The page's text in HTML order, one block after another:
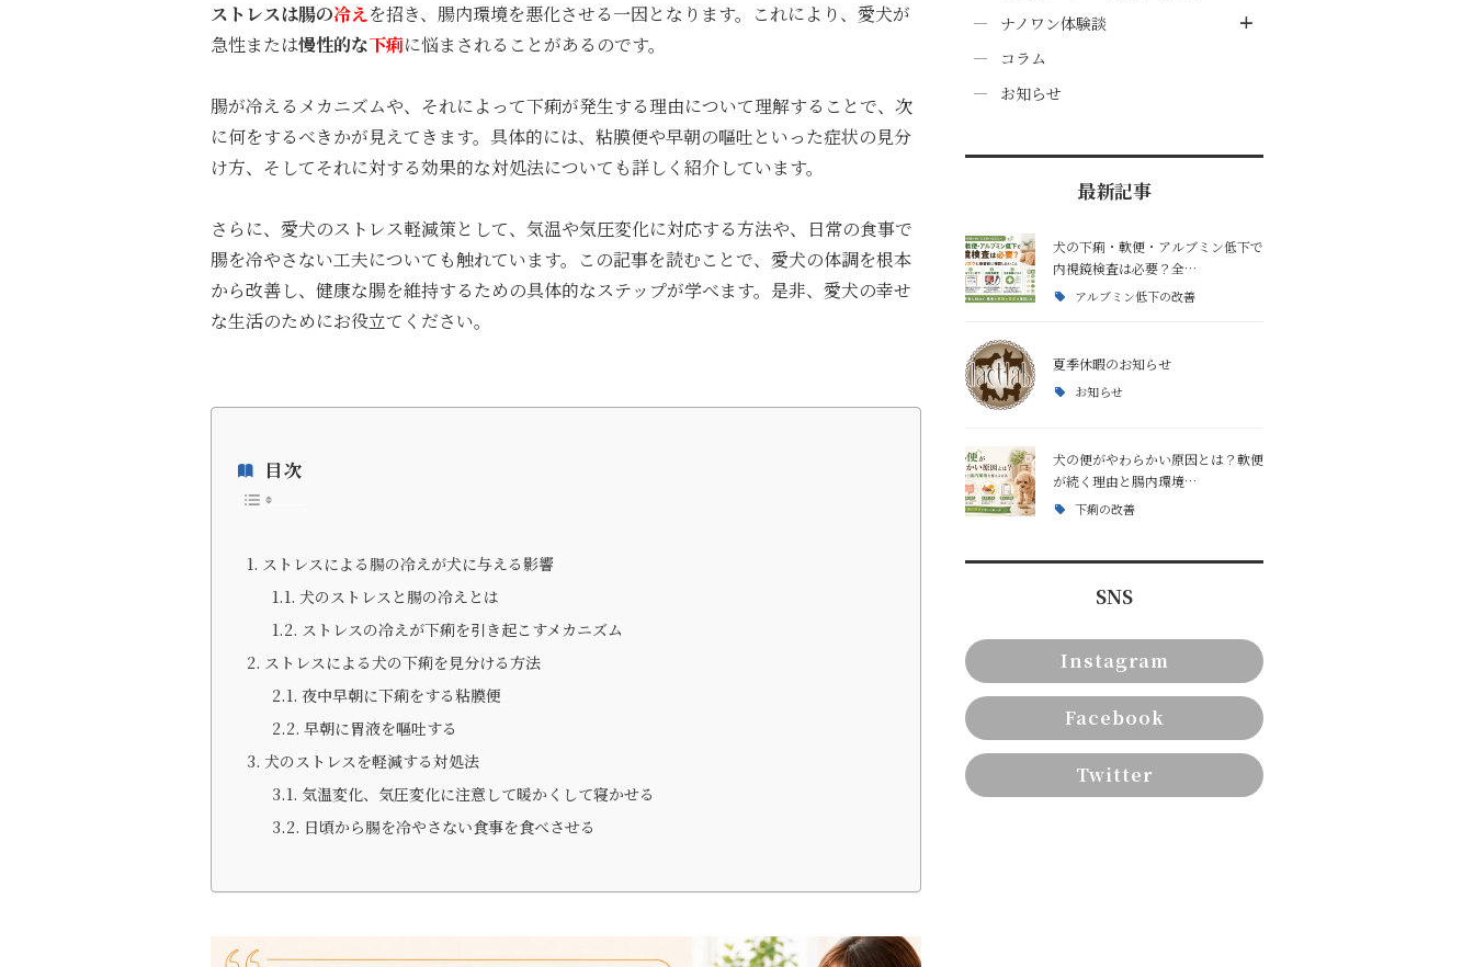
災害時の食事
ストレスは腸の冷えを招き、腸内環境を悪化させる一因となります。これにより、愛犬が
急性または慢性的な下痢に悩まされることがあるのです。
腸が冷えるメカニズムや、それによって下痢が発生する理由について理解することで、次
に何をするべきかが見えてきます。具体的には、粘膜便や早朝の嘔吐といった症状の見分
け方、そしてそれに対する効果的な対処法についても詳しく紹介しています。
さらに、愛犬のストレス軽減策として、気温や気圧変化に対応する方法や、日常の食事で
腸を冷やさない工夫についても触れています。この記事を読むことで、愛犬の体調を根本
から改善し、健康な腸を維持するための具体的なステップが学べます。是非、愛犬の幸せ
な生活のためにお役立てください。
目次
ストレスによる腸の冷えが犬に与える影響
犬のストレスと腸の冷えとは
ストレスの冷えが下痢を引き起こすメカニズム
ストレスによる犬の下痢を見分ける方法
夜中早朝に下痢をする粘膜便
早朝に胃液を嘔吐する
犬のストレスを軽減する対処法
気温変化、気圧変化に注意して暖かくして寝かせる
日頃から腸を冷やさない食事を食べさせる
ナノワン体験談
コラム
お知らせ
最新記事
犬の下痢・軟便・アルブミン低下で
内視鏡検査は必要？全…
アルブミン低下の改善
夏季休暇のお知らせ
お知らせ
犬の便がやわらかい原因とは？軟便
が続く理由と腸内環境…
下痢の改善
SNS
Instagram
Facebook
Twitter